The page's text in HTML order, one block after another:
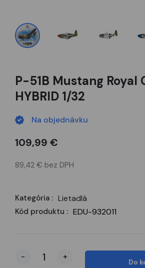
P-51B Mustang Royal
HYBRID 1/32
Na objednávku
109,99 €
89,42 € bez DPH
Kategória : Lietadlá
Kód produktu : EDU-932011
- +
Do